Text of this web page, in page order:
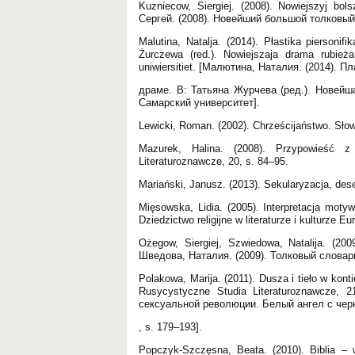
Kuzniecow, Siergiej. (2008). Nowiejszyj
Сергей. (2008). Новейший большой
Malutina, Natalja. (2014). Płastika
Żurczewa (red.). Nowiejszaja drama
uniwiersitiet. [Малютина, Наталия. (2014).
драме. В: Татьяна Журчева (ред.).
Самарский университет].
Lewicki, Roman. (2002). Chrześcijaństwo.
Mazurek, Halina. (2008). Przypowieść
Literaturoznawcze, 20, s. 84–95.
Mariański, Janusz. (2013). Sekularyzacja,
Mięsowska, Lidia. (2005). Interpretacja
Dziedzictwo religijne w literaturze i kulturze
Ożegow, Siergiej, Szwiedowa, Natalija.
Шведова, Наталия. (2009). Толковый
Polakowa, Marija. (2011). Dusza i tieło w
Rusycystyczne Studia
сексуальной революции. Белый ангел с
, s. 179–193].
Popczyk-Szczęsna, Beata. (2010). Biblia